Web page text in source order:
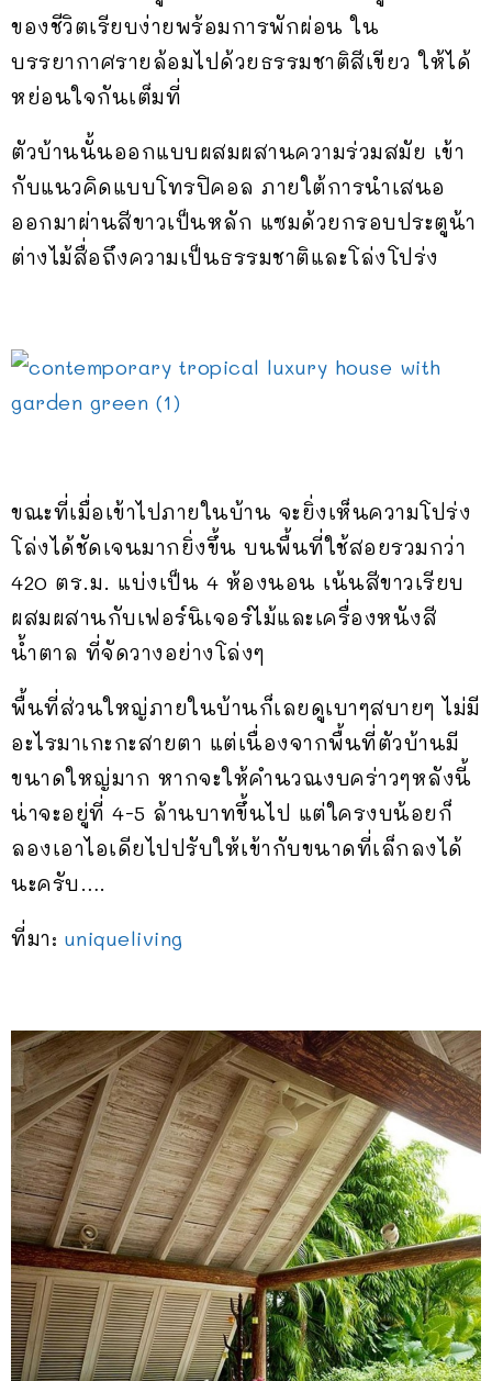
ของชีวิตเรียบง่ายพร้อมการพักผ่อน ใน
บรรยากาศรายล้อมไปด้วยธรรมชาติสีเขียว ให้ได้
หย่อนใจกันเต็มที่
ตัวบ้านนั้นออกแบบผสมผสานความร่วมสมัย เข้า
กับแนวคิดแบบโทรปิคอล ภายใต้การนำเสนอ
ออกมาผ่านสีขาวเป็นหลัก แซมด้วยกรอบประตูน้า
ต่างไม้สื่อถึงความเป็นธรรมชาติและโล่งโปร่ง
ขณะที่เมื่อเข้าไปภายในบ้าน จะยิ่งเห็นความโปร่ง
โล่งได้ชัดเจนมากยิ่งขึ้น บนพื้นที่ใช้สอยรวมกว่า
420 ตร.ม. แบ่งเป็น 4 ห้องนอน เน้นสีขาวเรียบ
ผสมผสานกับเฟอร์นิเจอร์ไม้และเครื่องหนังสี
น้ำตาล ที่จัดวางอย่างโล่งๆ
พื้นที่ส่วนใหญ่ภายในบ้านก็เลยดูเบาๆสบายๆ ไม่มี
อะไรมาเกะกะสายตา แต่เนื่องจากพื้นที่ตัวบ้านมี
ขนาดใหญ่มาก หากจะให้คำนวณงบคร่าวๆหลังนี้
น่าจะอยู่ที่ 4-5 ล้านบาทขึ้นไป แต่ใครงบน้อยก็
ลองเอาไอเดียไปปรับให้เข้ากับขนาดที่เล็กลงได้
นะครับ….
ที่มา: uniqueliving